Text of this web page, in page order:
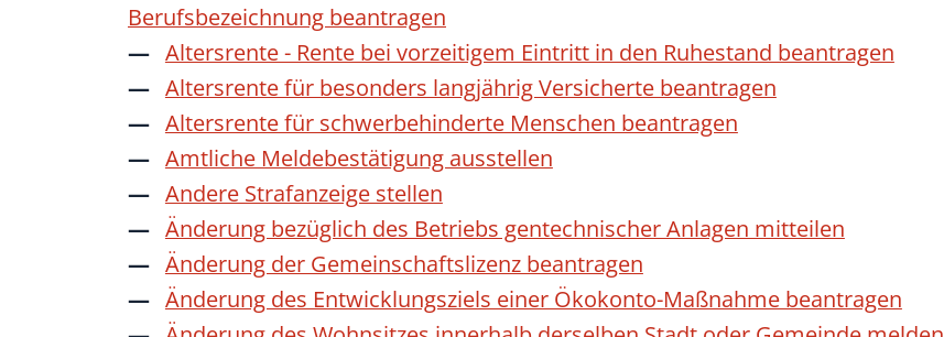
Berufsbezeichnung beantragen
Altersrente - Rente bei vorzeitigem Eintritt in den Ruhestand beantragen
Altersrente für besonders langjährig Versicherte beantragen
Altersrente für schwerbehinderte Menschen beantragen
Amtliche Meldebestätigung ausstellen
Andere Strafanzeige stellen
Änderung bezüglich des Betriebs gentechnischer Anlagen mitteilen
Änderung der Gemeinschaftslizenz beantragen
Änderung des Entwicklungsziels einer Ökokonto-Maßnahme beantragen